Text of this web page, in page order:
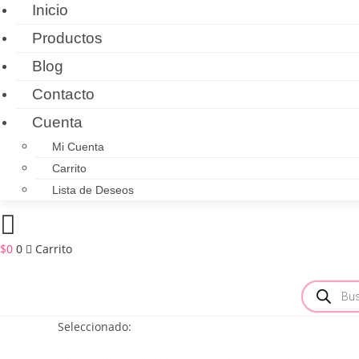
Inicio
Productos
Blog
Contacto
Cuenta
Mi Cuenta
Carrito
Lista de Deseos
$0 0 Carrito
Búsqueda
de
productos
Seleccionado: